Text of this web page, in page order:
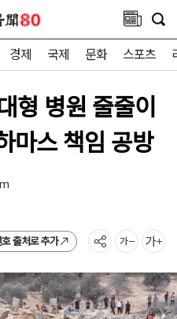
경제 국제 문화 스포츠
형 병원 줄줄이
마스 책임 공방
출처로 추가